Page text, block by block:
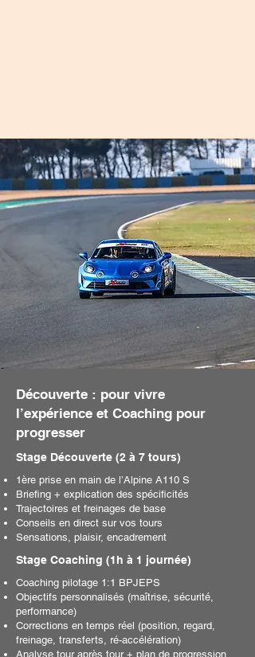
Découverte : pour vivre
l’expérience et Coaching pour
progresser
Stage Découverte (2 à 7 tours)
1ère prise en main de l’Alpine A110 S
Briefing + explication des spécificités
Trajectoires et freinages de base
Conseils en direct sur vos tours
Sensations, plaisir, encadrement
Stage Coaching (1h à 1 journée)
Coaching pilotage 1:1 BPJEPS
Objectifs personnalisés (maîtrise, sécurité,
performance)
Corrections en temps réel (position, regard,
freinage, transferts, ré-accélération)
Analyse tour après tour + plan de progression